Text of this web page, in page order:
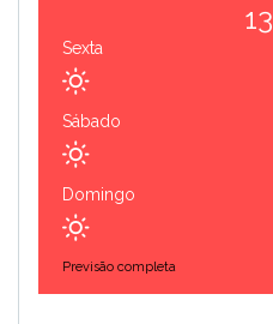
13
Sexta
Sábado
Domingo
Previsão completa